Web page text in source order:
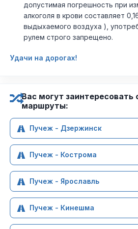
допустимая погрешность при
алкоголя в крови составляет
выдыхаемого воздуха ),
рулем строго запрещено.
Удачи на дорогах!
Вас могут
маршруты:
Пучеж - Дзержинск
Пучеж - Кострома
Пучеж - Ярославль
Пучеж - Кинешма